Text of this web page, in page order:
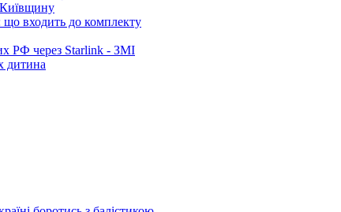
входить до комплекту
РФ через Starlink - ЗМІ
дитина